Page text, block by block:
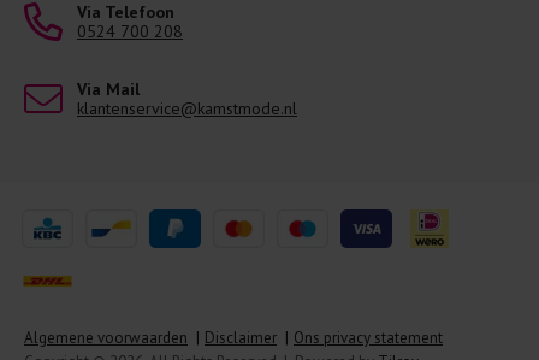
Via Telefoon
0524 700 208
Via Mail
klantenservice@kamstmode.nl
Algemene voorwaarden Disclaimer
Ons privacy statement